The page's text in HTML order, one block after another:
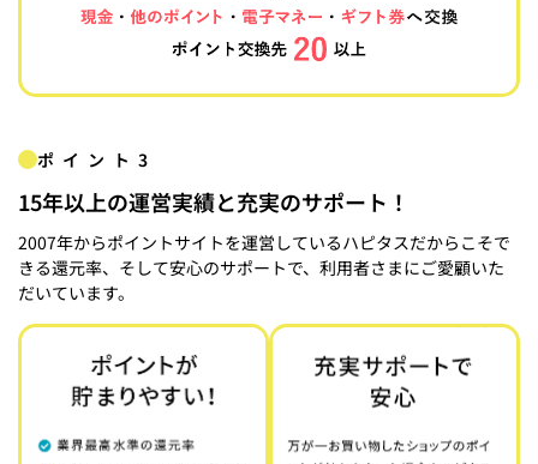
ポイント3
15年以上の運営実績と充実のサポート！
2007年からポイントサイトを運営しているハピタスだからこそで
きる還元率、そして安心のサポートで、利用者さまにご愛顧いた
だいています。